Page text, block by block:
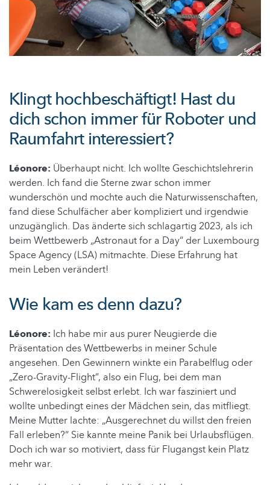
Klingt hochbeschäftigt! Hast du
dich schon immer für Roboter und
Raumfahrt interessiert?
Léonore: Überhaupt nicht. Ich wollte Geschichtslehrerin
werden. Ich fand die Sterne zwar schon immer
wunderschön und mochte auch die Naturwissenschaften,
fand diese Schulfächer aber kompliziert und irgendwie
unzugänglich. Das änderte sich schlagartig 2023, als ich
beim Wettbewerb „Astronaut for a Day“ der Luxembourg
Space Agency (LSA) mitmachte. Diese Erfahrung hat
mein Leben verändert!
Wie kam es denn dazu?
Léonore: Ich habe mir aus purer Neugierde die
Präsentation des Wettbewerbs in meiner Schule
angesehen. Den Gewinnern winkte ein Parabelflug oder
„Zero-Gravity-Flight“, also ein Flug, bei dem man
Schwerelosigkeit selbst erlebt. Ich war fasziniert und
wollte unbedingt eines der Mädchen sein, das mitfliegt.
Meine Mutter lachte: „Ausgerechnet du willst den freien
Fall erleben?“ Sie kannte meine Panik bei Urlaubsflügen.
Doch ich war so motiviert, dass für Flugangst kein Platz
mehr war.